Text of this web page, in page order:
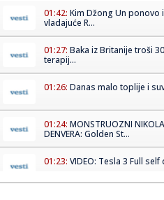
01:42: Kim Džong Un ponovo
vladajuće R...
01:27: Baka iz Britanije troši
terapij...
01:26: Danas malo toplije i
01:24: MONSTRUOZNI
DENVERA: Golden St...
01:23: VIDEO: Tesla 3 Full self